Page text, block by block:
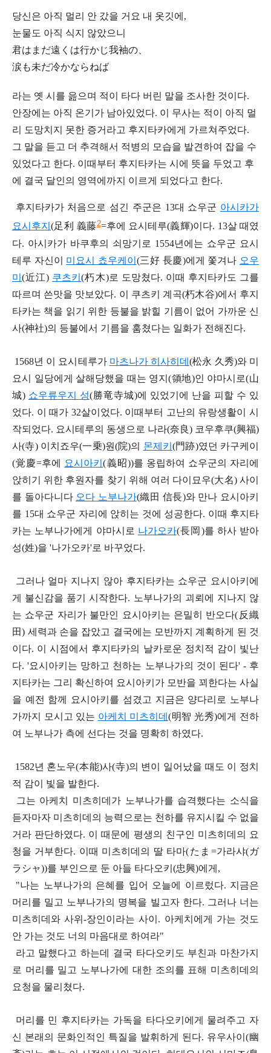
당신은 아직 멀리 안 갔을 거요 내 옷깃에,
눈물도 아직 식지 않았으니
君はまだ遠くは行かじ我袖の、
涙 も未だ冷かならねば
라는 옛 시를 읊으며 적이 타다 버린 말을 조사한 것이다.
안장에는 아직 온기가 남아있었다. 이 무사는 적이 아직 멀
리 도망치지 못한 증거라고 후지타카에게 가르쳐주었다.
그 말을 듣고 더 추격해서 적병의 모습을 발견하여 잡을 수
있었다고 한다. 이때부터 후지타카는 시에 뜻을 두었고 후
에 결국 달인의 영역에까지 이르게 되었다고 한다.
후지타카가 처음으로 섬긴 주군은 13대 쇼우군 아시카가
요시후지 (足利 義藤2=후에 요시테루(義輝)이다. 13살 때였
다. 아시카가 바쿠후의 쇠망기로 1554년에는 쇼우군 요시
테루 자신이 미요시 쵸우케이 (三好 長慶)에게 쫓겨나 오우
미 (近江) 쿠츠키(朽木)로 도망쳤다. 이때 후지타카도 그를
따르며 쓴맛을 맛보았다. 이 쿠츠키 계곡(朽木谷)에서 후지
타카는 책을 읽기 위한 등불을 밝힐 기름이 없어 가까운 신
사(神社)의 등불에서 기름을 훔쳤다는 일화가 전해진다.
1568년 이 요시테루가 마츠나가 히사히데 (松永 久秀)와 미
요시 일당에게 살해당했을 때는 영지(領地)인 야마시로(山
城) 쇼우류우지 성(勝竜寺城)에 있었기에 난을 피할 수 있
었다. 이 때가 32살이었다. 이때부터 고난의 유랑생활이 시
작되었다. 요시테루의 동생으로 나라(奈良) 코우후쿠(興福)
사(寺) 이치죠우(一乗)원(院)의 몬제키 (門跡)였던 카구케이
(覚 慶=후에 요시아키(義昭))를 옹립하여 쇼우군의 자리에
앉히기 위한 후원자를 찾기 위해 여러 다이묘우(大名) 사이
를 돌아다니다 오다 노부나가(織田 信長)와 만나 요시아키
를 15대 쇼우군 자리에 앉히는 것에 성공한다. 이때 후지타
카는 노부나가에게 야마시로 나가오카(長岡)를 하사 받아
성(姓)을 '나가오카'로 바꾸었다.
그러나 얼마 지나지 않아 후지타카는 쇼우군 요시아키에
게 불신감을 품기 시작한다. 노부나가의 괴뢰에 지나지 않
는 쇼우군 자리가 불만인 요시아키는 은밀히 반오다(反織
田) 세력과 손을 잡았고 결국에는 모반까지 계획하게 된 것
이다. 이 시점에서 후지타카의 날카로운 정치적 감이 빛난
다. '요시아키는 망하고 천하는 노부나가의 것이 된다' - 후
지타카는 그리 확신하여 요시아키가 모반을 꾀한다는 사실
을 예전 함께 요시아키를 섬겼고 지금은 양다리로 노부나
가까지 모시고 있는 아케치 미츠히데(明智 光秀)에게 전하
여 노부나가 측에 선다는 것을 명확히 하였다.
1582년 혼노우(本能)사(寺)의 변이 일어났을 때도 이 정치
적 감이 빛을 발한다.
그는 아케치 미츠히데가 노부나가를 습격했다는 소식을
듣자마자 미츠히데의 능력으로는 천하를 유지시킬 수 없을
거라 판단하였다. 이 때문에 평생의 친구인 미츠히데의 요
청을 거부한다. 이때 미츠히데의 딸 타마(たま=가라샤(ガ
ラシャ))를 부인으로 둔 아들 타다오키(忠興)에게,
"나는 노부나가의 은혜를 입어 오늘에 이르렀다. 지금은
머리를 밀고 노부나가의 명복을 빌고자 한다. 그러나 너는
미츠히데와 사위-장인이라는 사이. 아케치에게 가는 것도
안 가는 것도 너의 마음대로 하여라"
라고 말했다고 하는데 결국 타다오키도 부친과 마찬가지
로 머리를 밀고 노부나가에 대한 조의를 표해 미츠히데의
요청을 물리쳤다.
머리를 민 후지타카는 가독을 타다오키에게 물려주고 자
신 본래의 문화인적인 특질을 발휘하게 된다. 유우사이(幽